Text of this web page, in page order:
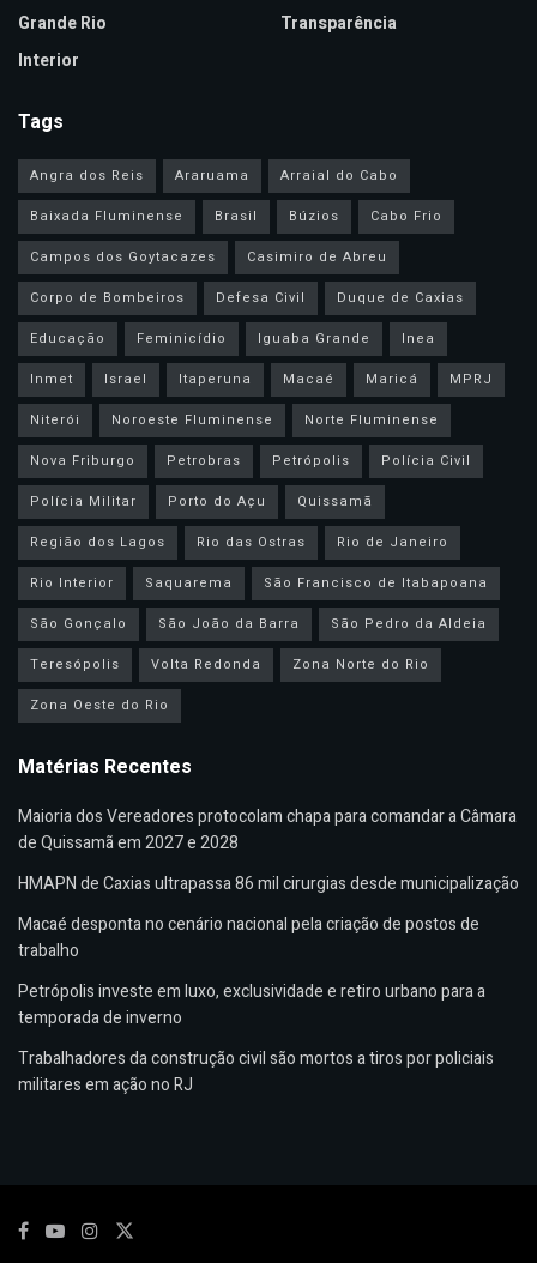
Grande Rio
Interior
Transparência
Tags
Angra dos Reis Araruama
Arraial do Cabo
Baixada Fluminense
Brasil Búzios
Cabo Frio
Campos dos Goytacazes
Casimiro de Abreu
Corpo de Bombeiros
Defesa Civil
Duque de Caxias
Educação
Feminicídio Iguaba Grande
Inea
Inmet
Israel Itaperuna Macaé Maricá
MPRJ
Niterói
Noroeste Fluminense
Norte Fluminense
Nova Friburgo
Petrobras Petrópolis
Polícia Civil
Polícia Militar
Porto do Açu
Quissamã
Região dos Lagos
Rio das Ostras
Rio de Janeiro
Rio Interior
Saquarema
São Francisco de Itabapoana
São Gonçalo
São João da Barra
São Pedro da Aldeia
Teresópolis
Volta Redonda
Zona Norte do Rio
Zona Oeste do Rio
Matérias Recentes
Maioria dos Vereadores protocolam chapa para comandar a Câmara
de Quissamã em 2027 e 2028
HMAPN de Caxias ultrapassa 86 mil cirurgias desde municipalização
Macaé desponta no cenário nacional pela criação de postos de
trabalho
Petrópolis investe em luxo, exclusividade e retiro urbano para a
temporada de inverno
Trabalhadores da construção civil são mortos a tiros por policiais
militares em ação no RJ